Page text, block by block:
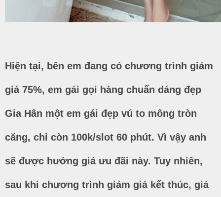
Hiện tại, bên em đang có chương trình giảm
giá 75%, em gái gọi hàng chuẩn dáng đẹp
Gia Hân một em gái đẹp vú to mông tròn
căng, chỉ còn 100k/slot 60 phút. Vì vậy anh
sẽ được hưởng giá ưu đãi này. Tuy nhiên,
sau khi chương trình giảm giá kết thúc, giá